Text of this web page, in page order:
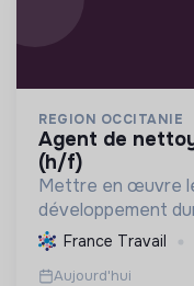
REGION OCCITANIE
agent de nettoyage au sein d'un lycée
(h/f)
Mettre en œuvre
développement
vie, en
en transition
France Travail
Aujourd'hui